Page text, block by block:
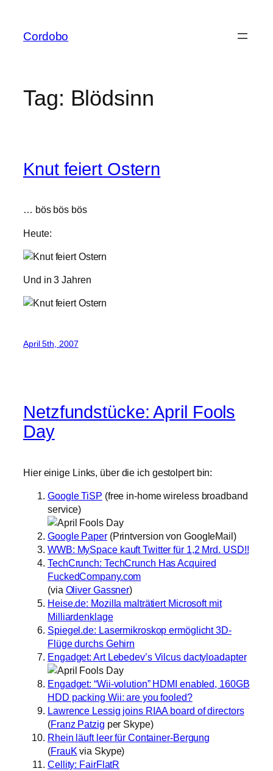
content
Cordobo
Tag: Blödsinn
Knut feiert Ostern
… bös bös bös
Heute:
Und in 3 Jahren
April 5th, 2007
Netzfundstücke: April Fools
Day
Hier einige Links, über die ich gestolpert bin:
Google TiSP (free in-home wireless broadband
service)
Google Paper(Printversion von GoogleMail)
WWB: MySpace kauft Twitter für 1,2 Mrd. USD!!
TechCrunch: TechCrunch Has Acquired
FuckedCompany.com
(via Oliver Gassner)
Heise.de: Mozilla malträtiert Microsoft mit
Milliardenklage
Spiegel.de: Lasermikroskop ermöglicht 3D-
Flüge durchs Gehirn
Engadget: Art Lebedev’s Vilcus dactyloadapter
Engadget: “Wii-volution” HDMI enabled, 160GB
HDD packing Wii: are you fooled?
Lawrence Lessig joins RIAA board of directors
(Franz Patzig per Skype)
Rhein läuft leer für Container-Bergung
(FrauK via Skype)
Cellity: FairFlatR